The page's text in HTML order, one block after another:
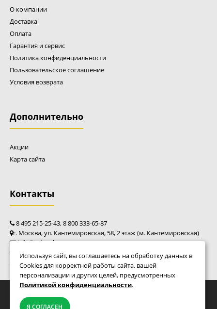
Щётка MasterYard SSG5580, 80 см для MXS 8532 (2 шт)
27590 р.
Мы переезжаем! С 21 июля магазин будет
О компании
Доставка
Оплата
Гарантия и сервис
Политика конфиденциальности
Пользовательское соглашение
Условия возврата
Дополнительно
Акции
Карта сайта
Контакты
8 495 215-25-43, 8 800 333-65-87
г. Москва, ул. Кантемировская, 58, 2 этаж (м. Кантемировская)
info@caim-shop.ru
пн - пт: 10:00 - 20:00
сб - вс: 10:00 - 18:00
© Фирменный магазин Caiman 2010 - 2026
Используя сайт, вы соглашаетесь на обработку данных в
Cookies для корректной работы сайта, вашей
персонализации и других целей, предусмотренных
Политикой конфиденциальности.
Я СОГЛАСЕН